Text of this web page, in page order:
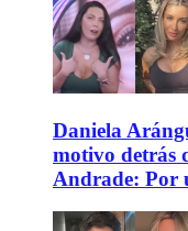
Daniela
motivo detrás
Andrade: Por